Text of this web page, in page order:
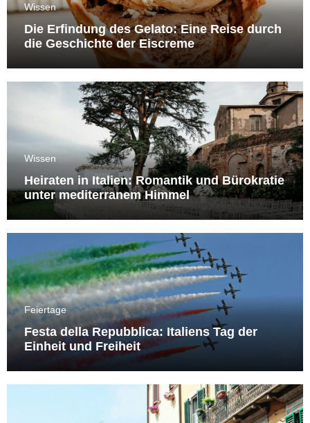
Wissen
Die Erfindung des Gelato: Eine Reise durch
die Geschichte der Eiscreme
Wissen
Heiraten in Italien: Romantik und Bürokratie
unter mediterranem Himmel
Feiertage
Festa della Repubblica: Italiens Tag der
Einheit und Freiheit